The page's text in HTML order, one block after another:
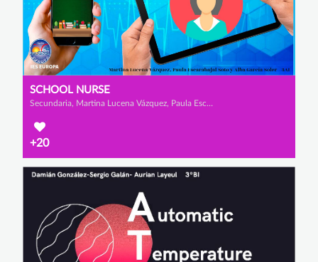
SCHOOL NURSE
Secundaria, Martina Lucena Vázquez, Paula Escarabajal Soto y Alba García Soler
+20